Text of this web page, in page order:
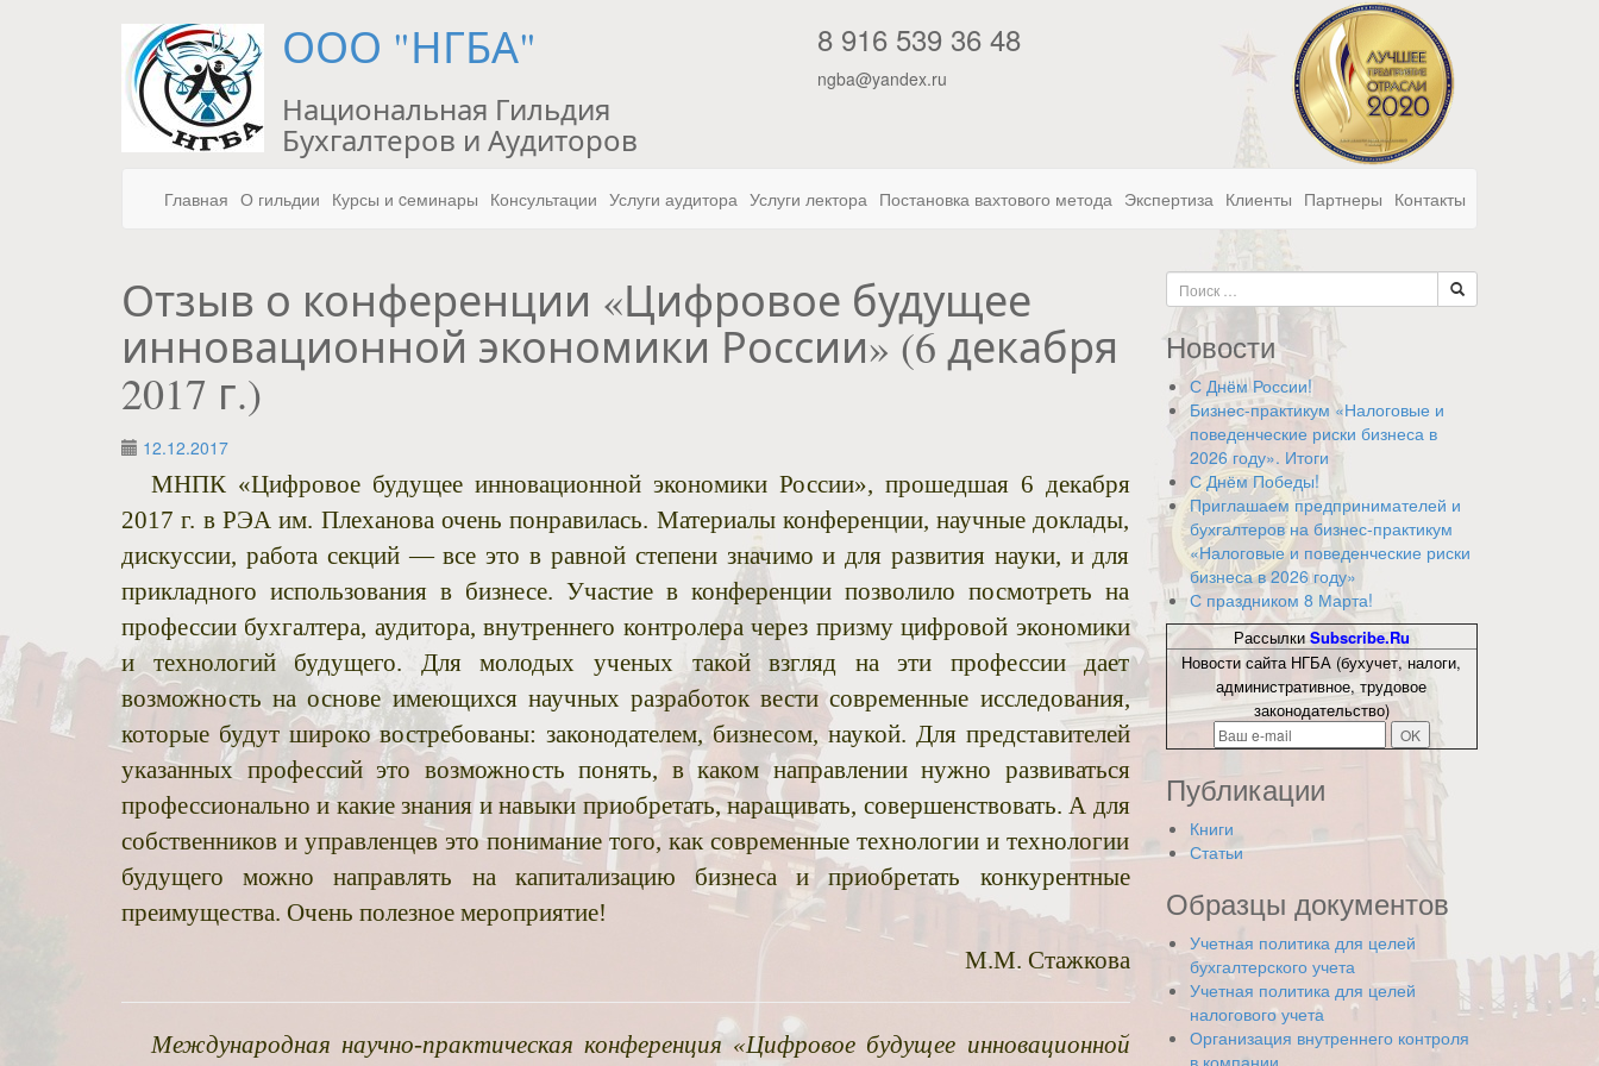
ООО "НГБА"
Национальная Гильдия
Бухгалтеров и Аудиторов
8 916 539 36 48
ngba@yandex.ru
Главная О гильдии Курсы и cеминары Консультации Услуги аудитора Услуги лектора Постановка вахтового метода Экспертиза Клиенты Партнеры Контакты
Отзыв о конференции «Цифровое будущее
инновационной экономики России» (6 декабря
2017 г.)
12.12.2017
МНПК «Цифровое будущее инновационной экономики России», прошедшая 6 декабря
2017 г. в РЭА им. Плеханова очень понравилась. Материалы конференции, научные доклады,
дискуссии, работа секций — все это в равной степени значимо и для развития науки, и для
прикладного использования в бизнесе. Участие в конференции позволило посмотреть на
профессии бухгалтера, аудитора, внутреннего контролера через призму цифровой экономики
и технологий будущего. Для молодых ученых такой взгляд на эти профессии дает
возможность на основе имеющихся научных разработок вести современные исследования,
которые будут широко востребованы: законодателем, бизнесом, наукой. Для представителей
указанных профессий это возможность понять, в каком направлении нужно развиваться
профессионально и какие знания и навыки приобретать, наращивать, совершенствовать. А для
собственников и управленцев это понимание того, как современные технологии и технологии
будущего можно направлять на капитализацию бизнеса и приобретать конкурентные
преимущества. Очень полезное мероприятие!
М.М. Стажкова
Международная научно-практическая конференция «Цифровое будущее инновационной
Новости
С Днём России!
Бизнес-практикум «Налоговые и
поведенческие риски бизнеса в
2026 году». Итоги
С Днём Победы!
Приглашаем предпринимателей и
бухгалтеров на бизнес-практикум
«Налоговые и поведенческие риски
бизнеса в 2026 году»
С праздником 8 Марта!
РассылкиSubscribe.Ru
Новости сайта НГБА (бухучет, налоги,
административное, трудовое
законодательство)
Публикации
Книги
Статьи
Образцы документов
Учетная политика для целей
бухгалтерского учета
Учетная политика для целей
налогового учета
Организация внутреннего контроля
в компании